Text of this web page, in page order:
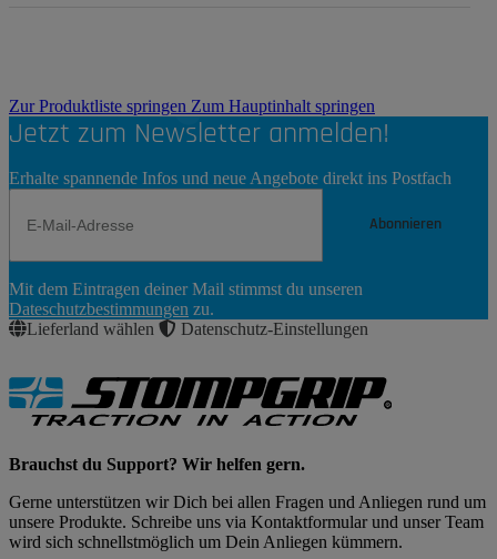
Zur Produktliste springen Zum Hauptinhalt springen
Jetzt zum Newsletter anmelden!
Erhalte spannende Infos und neue Angebote direkt ins Postfach
Abonnieren
Abonnieren
Mit dem Eintragen deiner Mail stimmst du unseren
Dateschutzbestimmungen zu.
Lieferland wählen
Datenschutz-Einstellungen
Brauchst du Support? Wir helfen gern.
Gerne unterstützen wir Dich bei allen Fragen und Anliegen rund um
unsere Produkte. Schreibe uns via Kontaktformular und unser Team
wird sich schnellstmöglich um Dein Anliegen kümmern.